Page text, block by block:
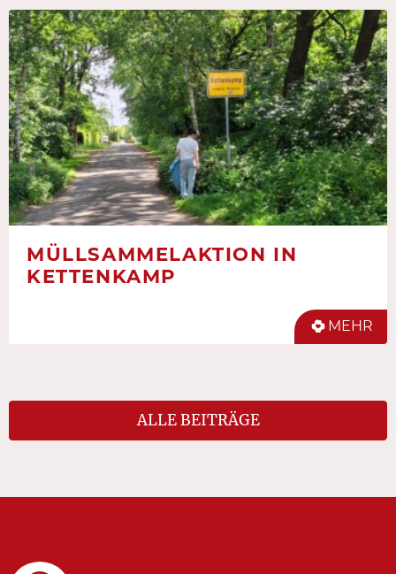
MÜLLSAMMELAKTION IN
KETTENKAMP
MEHR
ALLE BEITRÄGE